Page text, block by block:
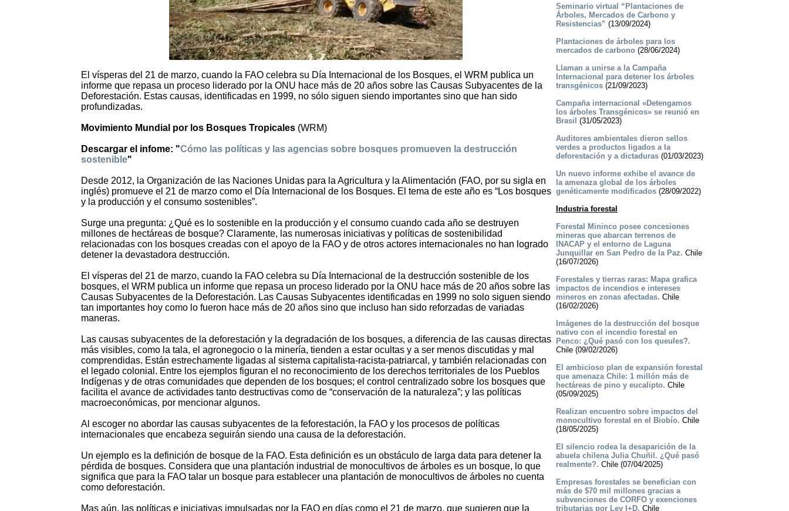
El vísperas del 21 de marzo, cuando la FAO celebra su Día Internacional de los Bosques, el WRM publica un
informe que repasa un proceso liderado por la ONU hace más de 20 años sobre las Causas Subyacentes de la
Deforestación. Estas causas, identificadas en 1999, no sólo siguen siendo importantes sino que han sido
profundizadas.
Movimiento Mundial por los Bosques Tropicales (WRM)
Descargar el infome: "Cómo las políticas y las agencias sobre bosques promueven la destrucción
sostenible"
Desde 2012, la Organización de las Naciones Unidas para la Agricultura y la Alimentación (FAO, por su sigla en
inglés) promueve el 21 de marzo como el Día Internacional de los Bosques. El tema de este año es “Los bosques
y la producción y el consumo sostenibles”.
Surge una pregunta: ¿Qué es lo sostenible en la producción y el consumo cuando cada año se destruyen
millones de hectáreas de bosque? Claramente, las numerosas iniciativas y políticas de sostenibilidad
relacionadas con los bosques creadas con el apoyo de la FAO y de otros actores internacionales no han logrado
detener la devastadora destrucción.
El vísperas del 21 de marzo, cuando la FAO celebra su Día Internacional de la destrucción sostenible de los
bosques, el WRM publica un informe que repasa un proceso liderado por la ONU hace más de 20 años sobre las
Causas Subyacentes de la Deforestación. Las Causas Subyacentes identificadas en 1999 no solo siguen siendo
tan importantes hoy como lo fueron hace más de 20 años sino que incluso han sido reforzadas de variadas
maneras.
Las causas subyacentes de la deforestación y la degradación de los bosques, a diferencia de las causas directas
más visibles, como la tala, el agronegocio o la minería, tienden a estar ocultas y a ser menos discutidas y mal
comprendidas. Están estrechamente ligadas al sistema capitalista-racista-patriarcal, y también relacionadas con
el legado colonial. Entre los ejemplos figuran el no reconocimiento de los derechos territoriales de los Pueblos
Indígenas y de otras comunidades que dependen de los bosques; el control centralizado sobre los bosques que
facilita el avance de actividades tanto destructivas como de “conservación de la naturaleza”; y las políticas
macroeconómicas, por mencionar algunos.
Al escoger no abordar las causas subyacentes de la feforestación, la FAO y los procesos de políticas
internacionales que encabeza seguirán siendo una causa de la deforestación.
Un ejemplo es la definición de bosque de la FAO. Esta definición es un obstáculo de larga data para detener la
pérdida de bosques. Considera que una plantación industrial de monocultivos de árboles es un bosque, lo que
significa que para la FAO talar un bosque para establecer una plantación de monocultivos de árboles no cuenta
como deforestación.
Mas aún, las políticas e iniciativas impulsadas por la FAO en días como el 21 de marzo, que sugieren que la
Seminario virtual “Plantaciones de
Árboles, Mercados de Carbono y
Resistencias” (13/09/2024)
Plantaciones de árboles para los
mercados de carbono(28/06/2024)
Llaman a unirse a la Campaña
Internacional para detener los árboles
transgénicos(21/09/2023)
Campaña internacional «Detengamos
los árboles Transgénicos» se reunió en
Brasil (31/05/2023)
Auditores ambientales dieron sellos
verdes a productos ligados a la
deforestación y a dictaduras(01/03/2023)
Un nuevo informe exhibe el avance de
la amenaza global de los árboles
genéticamente modificados(28/09/2022)
Industria forestal
Forestal Mininco posee concesiones
mineras que abarcan terrenos de
INACAP y el entorno de Laguna
Junquillar en San Pedro de la Paz. Chile
(16/07/2026)
Forestales y tierras raras: Mapa grafica
impactos de incendios e intereses
mineros en zonas afectadas. Chile
(16/02/2026)
Imágenes de la destrucción del bosque
nativo con el incendio forestal en
Penco: ¿Qué pasó con los queules?.
Chile (09/02/2026)
El ambicioso plan de expansión forestal
que amenaza Chile: 1 millón más de
hectáreas de pino y eucalipto. Chile
(05/09/2025)
Realizan encuentro sobre impactos del
monocultivo forestal en el Biobío. Chile
(18/05/2025)
El silencio rodea la desaparición de la
abuela chilena Julia Chuñil. ¿Qué pasó
realmente?. Chile (07/04/2025)
Empresas forestales se benefician con
más de $70 mil millones gracias a
subvenciones de CORFO y exenciones
tributarias por Ley I+D. Chile